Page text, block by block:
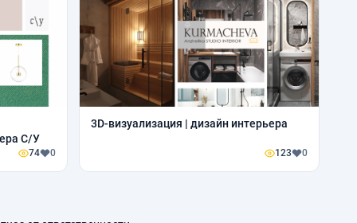
С/У
74 0
3D-визуализация | дизайн интерьера
123 0